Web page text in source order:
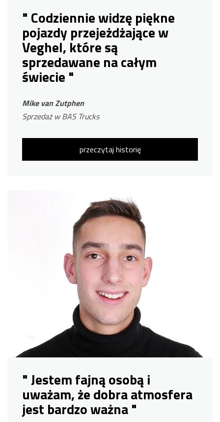
" Codziennie widzę piękne
pojazdy przejeżdżające w
Veghel, które są
sprzedawane na całym
świecie "
Mike van Zutphen
Sprzedaż w BAS Trucks
przeczytaj historię
" Jestem fajną osobą i
uważam, że dobra atmosfera
jest bardzo ważna "